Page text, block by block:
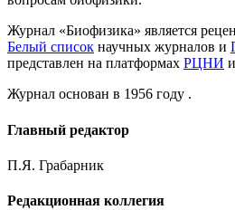
Журнал «Биофизика» является
Белый список научных журналов и
представлен на платформах РЦНИ и
Журнал основан в 1956 году .
Главный редактор
П.Я. Грабарник
Редакционная коллегия